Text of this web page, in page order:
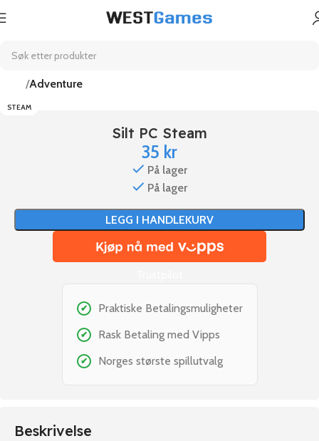
Adventure
STEAM
Silt PC Steam
35 kr
På lager
På lager
LEGG I HANDLEKURV
✔ Praktiske Betalingsmuligheter
✔ Rask Betaling med Vipps
✔ Norges største spillutvalg
Beskrivelse